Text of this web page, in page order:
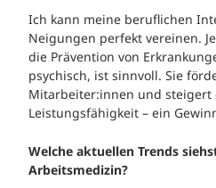
Ich kann meine beruflichen
Neigungen perfekt vereinen.
die Prävention von
psychisch, ist sinnvoll. Sie
Mitarbeiter:innen und steigert
Leistungsfähigkeit – ein
Welche aktuellen Trends
Arbeitsmedizin?